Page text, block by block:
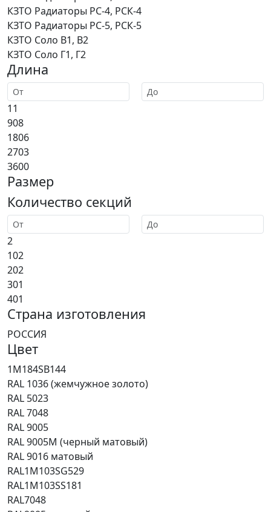
КЗТО Радиаторы РС-4, РСК-4
КЗТО Радиаторы РС-5, РСК-5
КЗТО Соло В1, В2
КЗТО Соло Г1, Г2
Длина
11
908
1806
2703
3600
Размер
Количество секций
2
102
202
301
401
Страна изготовления
РОССИЯ
Цвет
1M184SB144
RAL 1036 (жемчужное золото)
RAL 5023
RAL 7048
RAL 9005
RAL 9005M (черный матовый)
RAL 9016 матовый
RAL1M103SG529
RAL1M103SS181
RAL7048